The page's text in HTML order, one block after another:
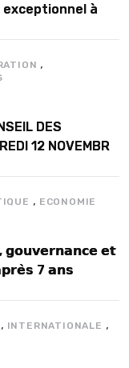
à
,
DES
12 NOVEMBRE
, ECONOMIE
𝗴𝗼𝘂𝘃𝗲𝗿𝗻𝗮𝗻𝗰𝗲 𝗲𝘁
7 𝗮𝗻𝘀
, INTERNATIONALE ,